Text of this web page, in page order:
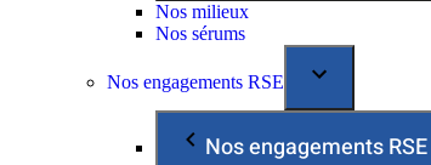
Nos milieux
Nos sérums
Nos engagements RSE
Nos engagements RSE